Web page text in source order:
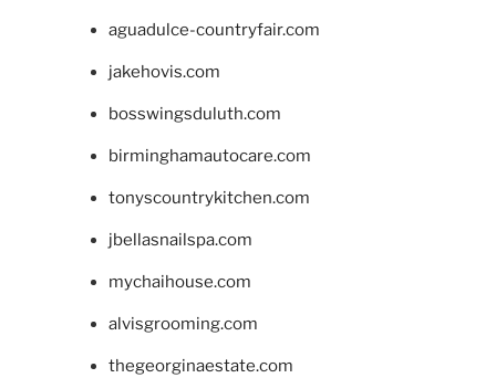
aguadulce-countryfair.com
jakehovis.com
bosswingsduluth.com
birminghamautocare.com
tonyscountrykitchen.com
jbellasnailspa.com
mychaihouse.com
alvisgrooming.com
thegeorginaestate.com